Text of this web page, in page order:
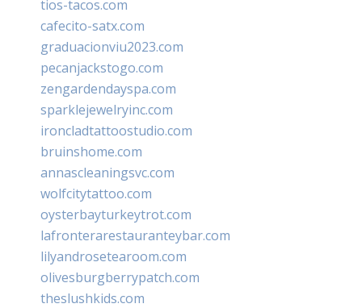
tios-tacos.com
cafecito-satx.com
graduacionviu2023.com
pecanjackstogo.com
zengardendayspa.com
sparklejewelryinc.com
ironcladtattoostudio.com
bruinshome.com
annascleaningsvc.com
wolfcitytattoo.com
oysterbayturkeytrot.com
lafronterarestauranteybar.com
lilyandrosetearoom.com
olivesburgberrypatch.com
theslushkids.com